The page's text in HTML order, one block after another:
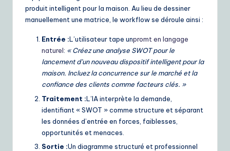
produit intelligent pour la maison. Au lieu de dessiner
manuellement une matrice, le workflow se déroule ainsi :
Entrée :L’utilisateur tape unpromt en langage
naturel: « Créez une analyse SWOT pour le
lancement d’un nouveau dispositif intelligent pour la
maison. Incluez la concurrence sur le marché et la
confiance des clients comme facteurs clés. »
Traitement :L’IA interprète la demande,
identifiant « SWOT » comme structure et séparant
les données d’entrée en forces, faiblesses,
opportunités et menaces.
Sortie :Un diagramme structuré et professionnel